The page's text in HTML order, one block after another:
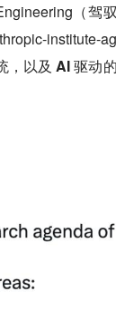
（驾
institute-
以及 AI 驱动的